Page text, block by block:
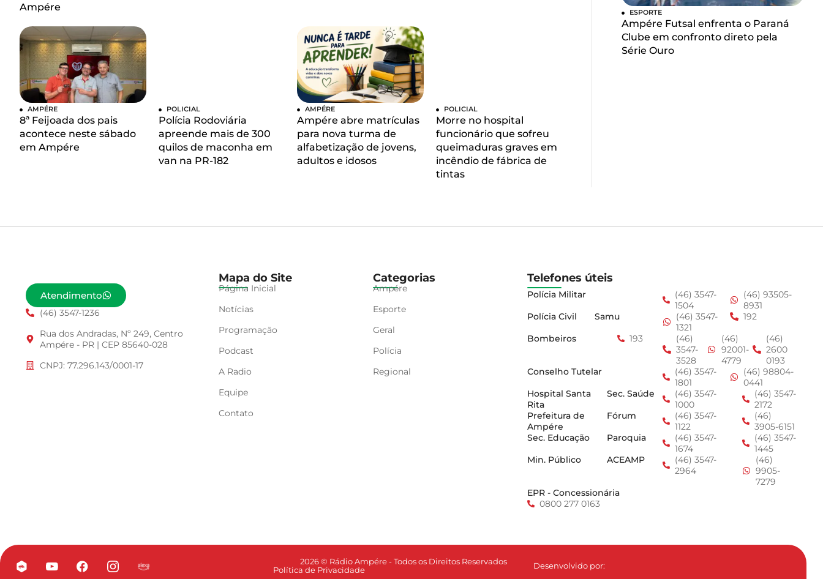
Ampére
AMPÉRE
8ª Feijoada dos pais
acontece neste sábado
em Ampére
POLICIAL
Polícia Rodoviária
apreende mais de 300
quilos de maconha em
van na PR-182
AMPÉRE
Ampére abre matrículas
para nova turma de
alfabetização de jovens,
adultos e idosos
POLICIAL
Morre no hospital
funcionário que sofreu
queimaduras graves em
incêndio de fábrica de
tintas
ESPORTE
Ampére Futsal enfrenta o Paraná
Clube em confronto direto pela
Série Ouro
Atendimento
(46) 3547-1236
Rua dos Andradas, Nº 249, Centro
Ampére - PR | CEP 85640-028
CNPJ: 77.296.143/0001-17
Mapa do Site
Página Inicial
Notícias
Programação
Podcast
A Radio
Equipe
Contato
Categorias
Ampére
Esporte
Geral
Polícia
Regional
Telefones úteis
Polícia Militar
(46) 3547-
1504
(46) 93505-
8931
Polícia Civil
Samu
(46) 3547-
1321
192
Bombeiros
193
(46)
3547-
3528
(46)
92001-
4779
(46)
2600
0193
Conselho Tutelar
(46) 3547-
1801
(46) 98804-
0441
Hospital Santa
Rita
Sec. Saúde
(46) 3547-
1000
(46) 3547-
2172
Prefeitura de
Ampére
Fórum
(46) 3547-
1122
(46)
3905-6151
Sec. Educação
Paroquia
(46) 3547-
1674
(46) 3547-
1445
Min. Público
ACEAMP
(46) 3547-
2964
(46)
9905-
7279
EPR - Concessionária
0800 277 0163
2026 © Rádio Ampére - Todos os Direitos Reservados
Política de Privacidade
Desenvolvido por: